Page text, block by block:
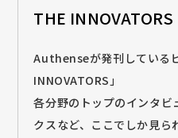
THE INNOVATORS
Authenseが発刊している
INNOVATORS」
各分野のトップのインタビ
クスなど、ここでしか見ら